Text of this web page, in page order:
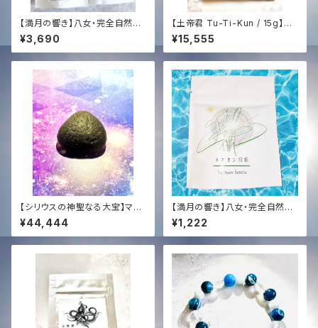
【満月の響き】八女・完全自然栽
培茶 (3点セット)｜Tachyon S
ound Infused by KENTA HA
YASHI
¥3,690
【土帝君 Tu-Ti-Kun / 15g】星
と大地の錬金術〜完全なる調
和・深き内なる森の覚醒〜
¥15,555
【シリウスの神聖なる大宝】マス
ターサイズ・チンターマニストー
ン (10.5g)｜至高の光のアンカ
ー ＋ 恒久的タキオン化
¥44,444
【満月の響き】八女・完全自然栽
培 煎茶 (徳柴茶園)｜Tachyon
Sound Infused by KENTA
HAYASHI
¥1,222